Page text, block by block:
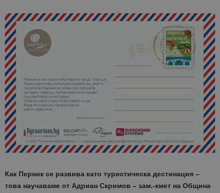
Как Перник се развива като туристическа дестинация –
това научаваме от Адриан Скримов – зам.-кмет на Община